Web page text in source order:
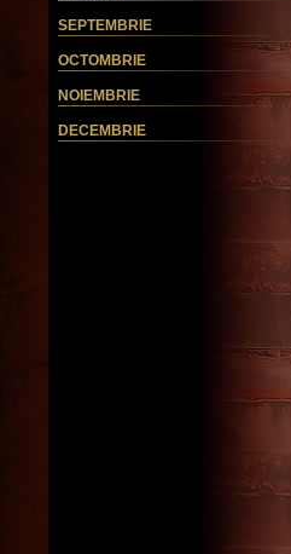
SEPTEMBRIE
OCTOMBRIE
NOIEMBRIE
DECEMBRIE